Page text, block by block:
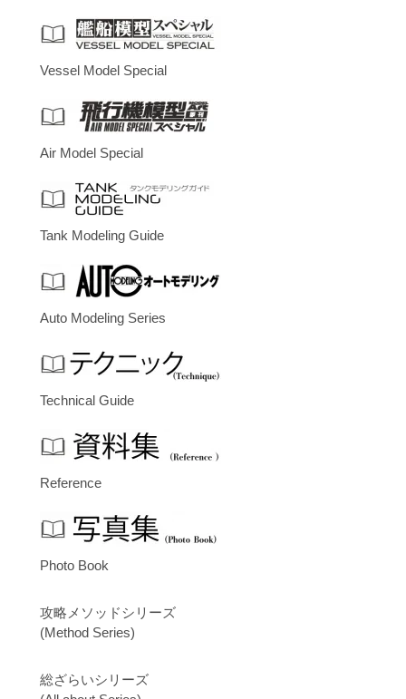
Vessel Model Special
Air Model Special
Tank Modeling Guide
Auto Modeling Series
Technical Guide
Reference
Photo Book
攻略メソッドシリーズ
(Method Series)
総ざらいシリーズ